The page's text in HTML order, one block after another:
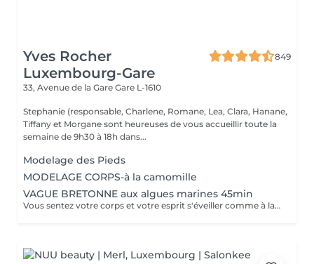
Yves Rocher
Luxembourg-Gare
849
33, Avenue de la Gare Gare L-1610
Stephanie (responsable, Charlene, Romane, Lea, Clara, Hanane,
Tiffany et Morgane sont heureuses de vous accueillir toute la
semaine de 9h30 à 18h dans...
Modelage des Pieds
MODELAGE CORPS-à la camomille
VAGUE BRETONNE aux algues marines 45min
Vous sentez votre corps et votre esprit s'éveiller comme à la suite d'un bain dans l'OCEAN. Vous vous sentez légère et revitalisée. Vos jambes retrouvent leur tonicité et leur confort.